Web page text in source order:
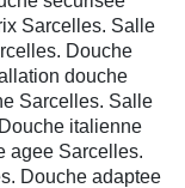
Sarcelles. Salle
Douche
douche
Sarcelles. Salle
italienne
agee Sarcelles.
Douche adaptee